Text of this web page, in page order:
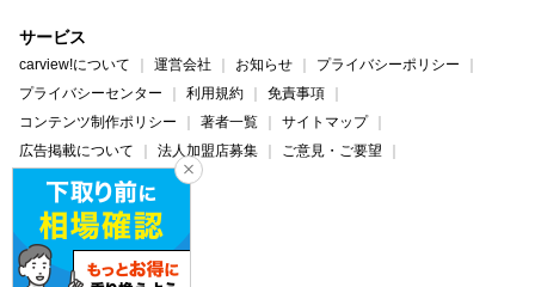
サービス
carview!について 運営会社 お知らせ
プライバシーポリシー
プライバシーセンター
利用規約
免責事項
コンテンツ制作ポリシー
著者一覧
サイトマップ
広告掲載について
法人加盟店募集
ご意見・ご要望
ヘルプ・お問い合わせ
carview! Yahoo! JAPAN